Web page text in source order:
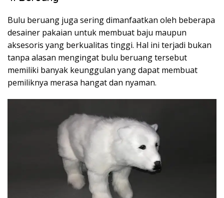
Bulu beruang juga sering dimanfaatkan oleh beberapa
desainer pakaian untuk membuat baju maupun
aksesoris yang berkualitas tinggi. Hal ini terjadi bukan
tanpa alasan mengingat bulu beruang tersebut
memiliki banyak keunggulan yang dapat membuat
pemiliknya merasa hangat dan nyaman.